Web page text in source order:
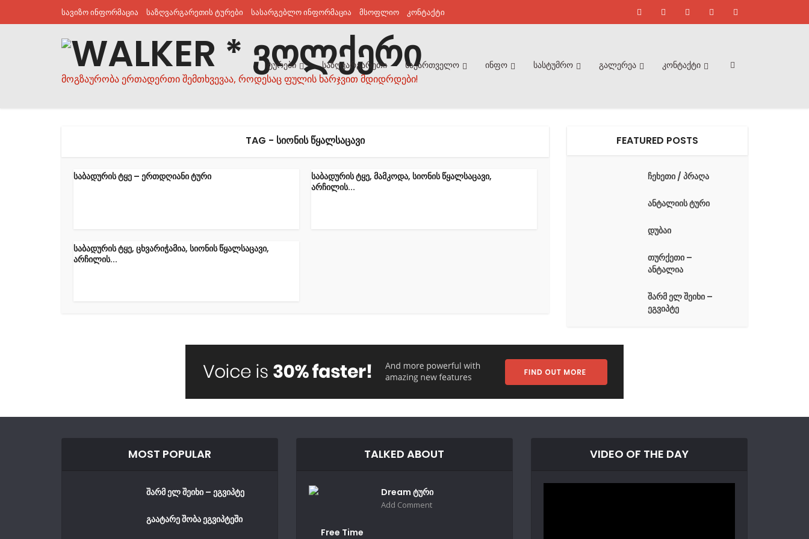
სავიზო ინფორმაცია საზღვარგარეთის ტურები სასარგებლო ინფორმაცია მსოფლიო კონტაქტი
მოგზაურობა ერთადერთი შემთხვევაა, როდესაც ფულის ხარჯვით მდიდრდები!
ტურები საზღვარგარეთი საქართველო ინფო სასტუმრო გალერეა კონტაქტი
TAG - ᲡᲘᲝᲜᲘᲡ ᲬᲧᲐᲚᲡᲐᲪᲐᲕᲘ
საბადურის ტყე – ერთდღიანი ტური
საბადურის ტყე, მამკოდა, სიონის წყალსაცავი,
არჩილის...
საბადურის ტყე, ცხვარიჭამია, სიონის წყალსაცავი,
არჩილის...
FEATURED POSTS
ჩეხეთი / პრაღა
ანტალიის ტური
დუბაი
თურქეთი –
ანტალია
შარმ ელ შეიხი –
ეგვიპტე
MOST POPULAR
შარმ ელ შეიხი – ეგვიპტე
გაატარე შობა ეგვიპტეში
TALKED ABOUT
Dream ტური
Add Comment
Free Time
VIDEO OF THE DAY